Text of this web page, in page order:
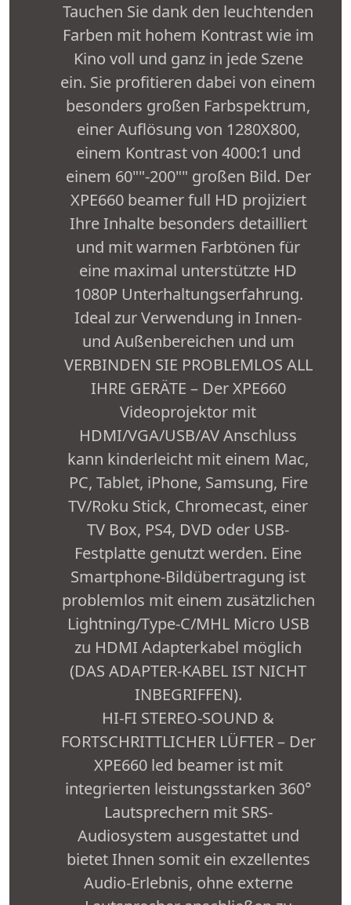
Tauchen Sie dank den leuchtenden
Farben mit hohem Kontrast wie im
Kino voll und ganz in jede Szene
ein. Sie profitieren dabei von einem
besonders großen Farbspektrum,
einer Auflösung von 1280X800,
einem Kontrast von 4000:1 und
einem 60""-200"" großen Bild. Der
XPE660 beamer full HD projiziert
Ihre Inhalte besonders detailliert
und mit warmen Farbtönen für
eine maximal unterstützte HD
1080P Unterhaltungserfahrung.
Ideal zur Verwendung in Innen-
und Außenbereichen und um
VERBINDEN SIE PROBLEMLOS ALL
IHRE GERÄTE – Der XPE660
Videoprojektor mit
HDMI/VGA/USB/AV Anschluss
kann kinderleicht mit einem Mac,
PC, Tablet, iPhone, Samsung, Fire
TV/Roku Stick, Chromecast, einer
TV Box, PS4, DVD oder USB-
Festplatte genutzt werden. Eine
Smartphone-Bildübertragung ist
problemlos mit einem zusätzlichen
Lightning/Type-C/MHL Micro USB
zu HDMI Adapterkabel möglich
(DAS ADAPTER-KABEL IST NICHT
INBEGRIFFEN).
HI-FI STEREO-SOUND &
FORTSCHRITTLICHER LÜFTER – Der
XPE660 led beamer ist mit
integrierten leistungsstarken 360°
Lautsprechern mit SRS-
Audiosystem ausgestattet und
bietet Ihnen somit ein exzellentes
Audio-Erlebnis, ohne externe